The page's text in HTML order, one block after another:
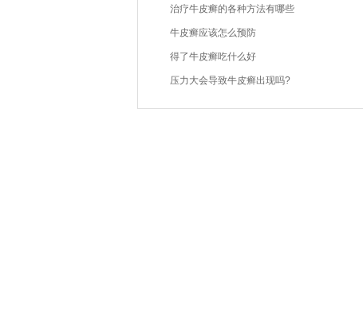
治疗牛皮癣的各种方法有哪些
牛皮癣应该怎么预防
得了牛皮癣吃什么好
压力大会导致牛皮癣出现吗?